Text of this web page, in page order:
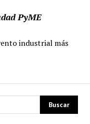
PyME
industrial más